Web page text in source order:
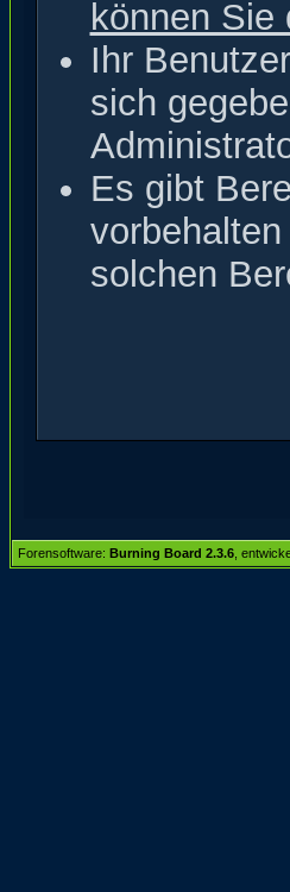
können Sie
Ihr
sich
Es gibt
solchen
Forensoftware: Burning Board 2.3.6 ,